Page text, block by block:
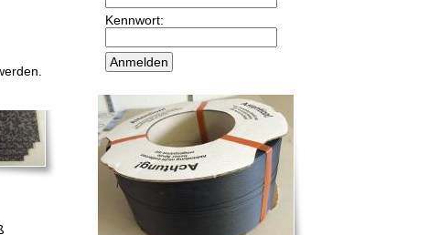
Kennwort: